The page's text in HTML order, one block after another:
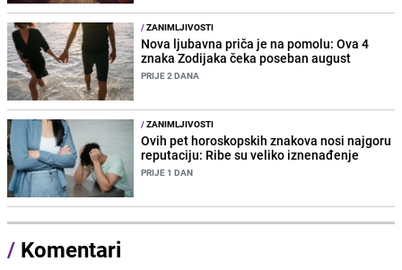
/ZANIMLJIVOSTI
Nova ljubavna priča je na pomolu: Ova 4
znaka Zodijaka čeka poseban august
PRIJE 2 DANA
/ZANIMLJIVOSTI
Ovih pet horoskopskih znakova nosi najgoru
reputaciju: Ribe su veliko iznenađenje
PRIJE 1 DAN
/ Komentari